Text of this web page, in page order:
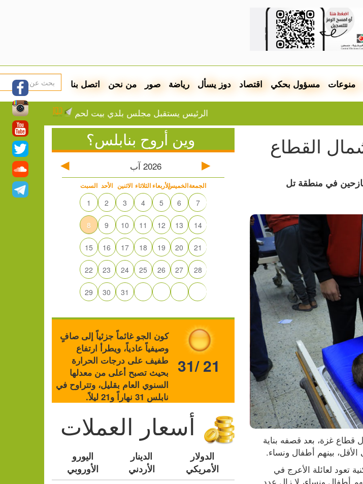
منوعات مسؤول بحكي اقتصاد دوز يسأل رياضة صور من نحن اتصل بنا
الرئيس يستقبل مجلس بلدي بيت لحم ميسي يفجع بوفاة
في منطقة تل
وين أروح بنابلس؟
2026 آب
السبت الأحد الاثنين الثلاثاء الأربعاءالخميسالجمعة
1 2 3 4 5 6 7
8 9 10 11 12 13 14
15 16 17 18 19 20 21
22 23 24 25 26 27 28
29 30 31
كون الجو غائماً جزئياً إلى صافٍ
وصيفياً عادياً، ويطرأ ارتفاع
طفيف على درجات الحرارة
بحيث تصبح أعلى من معدلها
السنوي العام بقليل، وتتراوح في
نابلس 31 نهاراً و21 ليلاً.
31/ 21
أسعار العملات
الدولار
الأمريكي
الدينار
الأردني
اليورو
الأوروبي